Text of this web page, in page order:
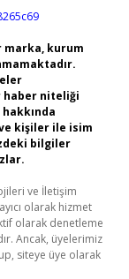
kurum
haber niteliği
kişiler ile isim
bilgiler
ve İletişim
olarak hizmet
olarak denetleme
Ancak, üyelerimiz
siteye üye olarak